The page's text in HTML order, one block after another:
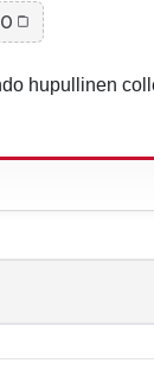
hupullinen